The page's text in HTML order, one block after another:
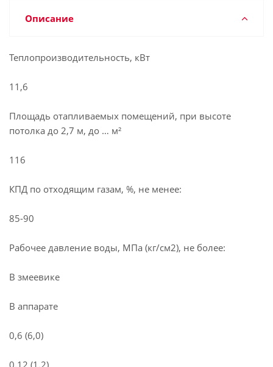
Описание
Теплопроизводительность, кВт
11,6
Площадь отапливаемых помещений, при высоте
потолка до 2,7 м, до … м²
116
КПД по отходящим газам, %, не менее:
85-90
Рабочее давление воды, МПа (кг/см2), не более:
В змеевике
В аппарате
0,6 (6,0)
0,12 (1,2)